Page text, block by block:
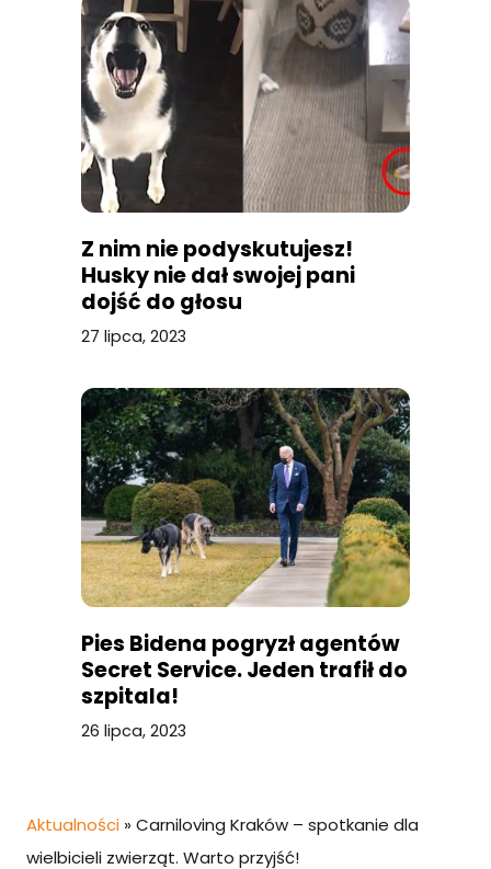
Z nim nie podyskutujesz!
Husky nie dał swojej pani
dojść do głosu
27 lipca, 2023
Pies Bidena pogryzł agentów
Secret Service. Jeden trafił do
szpitala!
26 lipca, 2023
Aktualności » Carniloving Kraków – spotkanie dla
wielbicieli zwierząt. Warto przyjść!